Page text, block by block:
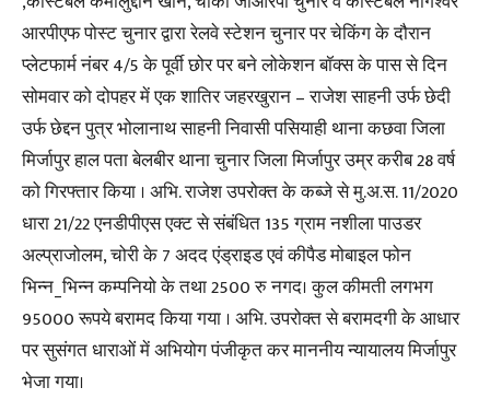
आरपीएफ पोस्ट चुनार द्वारा रेलवे स्टेशन चुनार पर चेकिंग के दौरान
प्लेटफार्म नंबर 4/5 के पूर्वी छोर पर बने लोकेशन बॉक्स के पास से दिन
सोमवार को दोपहर में एक शातिर जहरखुरान – राजेश साहनी उर्फ छेदी
उर्फ छेद्दन पुत्र भोलानाथ साहनी निवासी पसियाही थाना कछवा जिला
मिर्जापुर हाल पता बेलबीर थाना चुनार जिला मिर्जापुर उम्र करीब 28 वर्ष
को गिरफ्तार किया । अभि. राजेश उपरोक्त के कब्जे से मु.अ.स. 11/2020
धारा 21/22 एनडीपीएस एक्ट से संबंधित 135 ग्राम नशीला पाउडर
अल्प्राजोलम, चोरी के 7 अदद एंड्राइड एवं कीपैड मोबाइल फोन
भिन्न_भिन्न कम्पनियो के तथा 2500 रु नगद। कुल कीमती लगभग
95000 रूपये बरामद किया गया । अभि. उपरोक्त से बरामदगी के आधार
पर सुसंगत धाराओं में अभियोग पंजीकृत कर माननीय न्यायालय मिर्जापुर
भेजा गया।